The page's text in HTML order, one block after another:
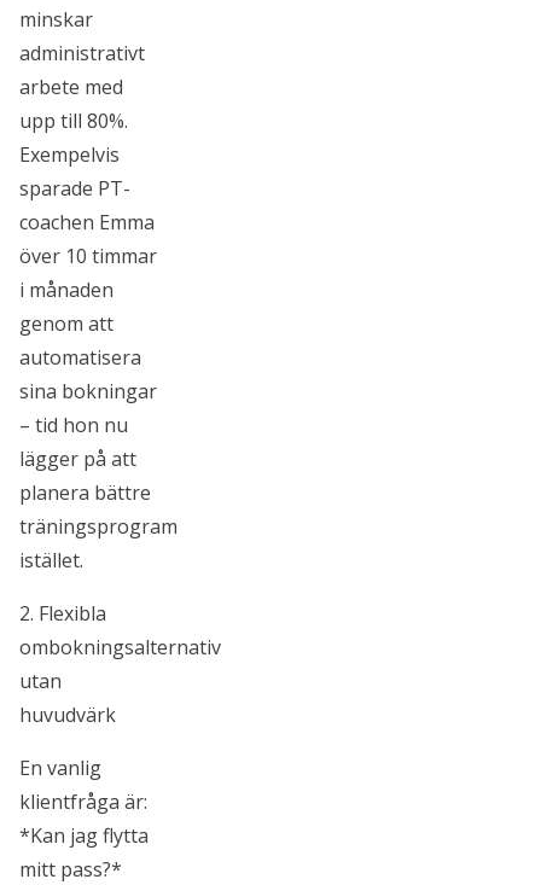
minskar
administrativt
arbete med
upp till 80%.
Exempelvis
sparade PT-
coachen Emma
över 10 timmar
i månaden
genom att
automatisera
sina bokningar
– tid hon nu
lägger på att
planera bättre
träningsprogram
istället.
2. Flexibla
ombokningsalternativ
utan
huvudvärk
En vanlig
klientfråga är:
*Kan jag flytta
mitt pass?*